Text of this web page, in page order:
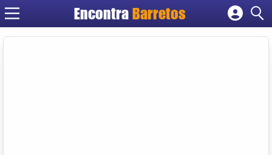
Encontra Barretos
Cadastrar empresa